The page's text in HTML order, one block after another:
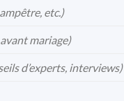
etc.)
mariage)
d’experts, interviews)